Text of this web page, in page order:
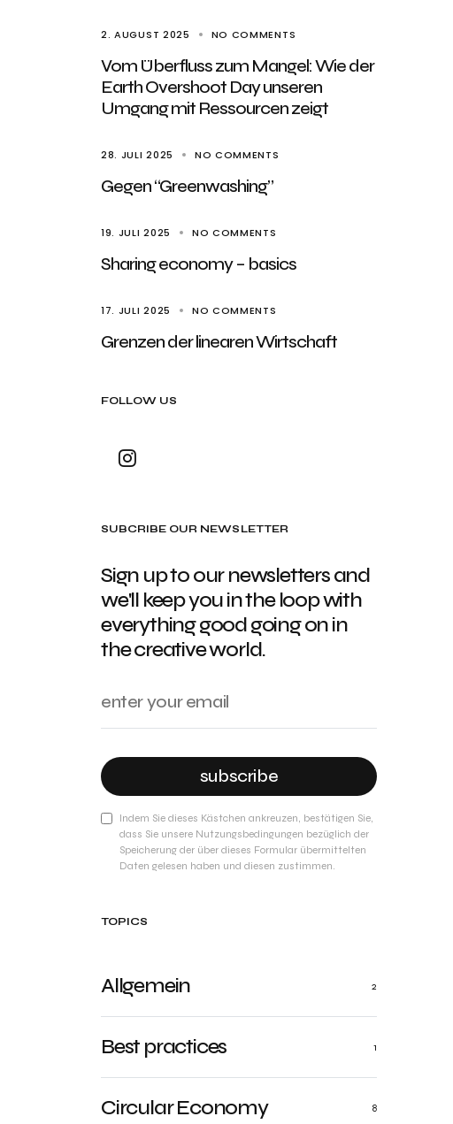
2. AUGUST 2025 NO COMMENTS
Vom Überfluss zum Mangel: Wie der
Earth Overshoot Day unseren
Umgang mit Ressourcen zeigt
28. JULI 2025 NO COMMENTS
Gegen “Greenwashing”
19. JULI 2025 NO COMMENTS
Sharing economy – basics
17. JULI 2025 NO COMMENTS
Grenzen der linearen Wirtschaft
FOLLOW US
SUBCRIBE OUR NEWSLETTER
Sign up to our newsletters and
we'll keep you in the loop with
everything good going on in
the creative world.
subscribe
Indem Sie dieses Kästchen ankreuzen, bestätigen Sie,
dass Sie unsere Nutzungsbedingungen bezüglich der
Speicherung der über dieses Formular übermittelten
Daten gelesen haben und diesen zustimmen.
TOPICS
Allgemein 2
Best practices 1
Circular Economy 8